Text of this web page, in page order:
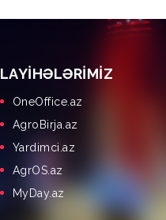
LAYIHƏLƏRIMIZ
OneOffice.az
AgroBirja.az
Yardimci.az
AgrOS.az
MyDay.az